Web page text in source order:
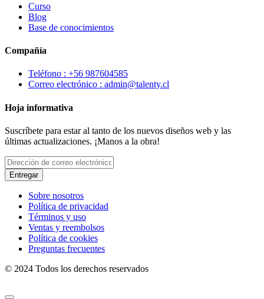
Curso
Blog
Base de conocimientos
Compañía
Teléfono : +56 987604585
Correo electrónico : admin@talenty.cl
Hoja informativa
Suscríbete para estar al tanto de los nuevos diseños web y las
últimas actualizaciones. ¡Manos a la obra!
Entregar
Sobre nosotros
Política de privacidad
Términos y uso
Ventas y reembolsos
Política de cookies
Preguntas frecuentes
© 2024 Todos los derechos reservados